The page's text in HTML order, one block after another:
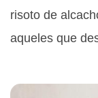
risoto de
aqueles que